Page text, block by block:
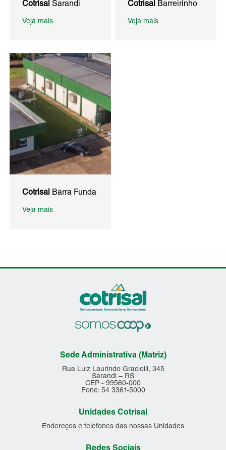
Cotrisal Sarandi
Veja mais
Cotrisal Barreirinho
Veja mais
Cotrisal Barra Funda
Veja mais
Sede Administrativa (Matriz)
Rua Luiz Laurindo Graciolli, 345
Sarandi – RS
CEP - 99560-000
Fone: 54 3361-5000
Unidades Cotrisal
Endereços e telefones das nossas Unidades